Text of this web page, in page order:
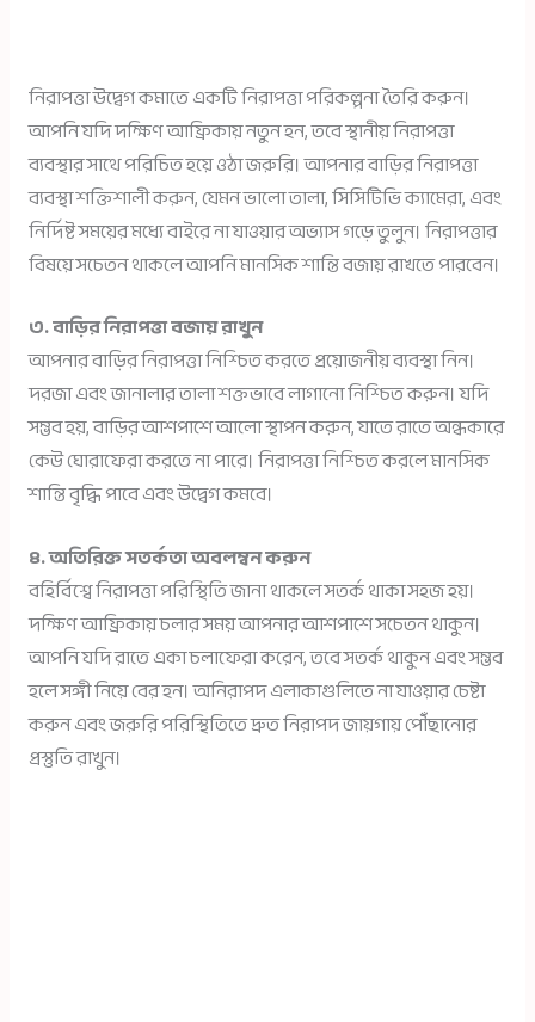
নিরাপত্তা উদ্বেগ কমাতে একটি নিরাপত্তা পরিকল্পনা তৈরি করুন।
আপনি যদি দক্ষিণ আফ্রিকায় নতুন হন, তবে স্থানীয় নিরাপত্তা
ব্যবস্থার সাথে পরিচিত হয়ে ওঠা জরুরি। আপনার বাড়ির নিরাপত্তা
ব্যবস্থা শক্তিশালী করুন, যেমন ভালো তালা, সিসিটিভি ক্যামেরা, এবং
নির্দিষ্ট সময়ের মধ্যে বাইরে না যাওয়ার অভ্যাস গড়ে তুলুন। নিরাপত্তার
বিষয়ে সচেতন থাকলে আপনি মানসিক শান্তি বজায় রাখতে পারবেন।
৩. বাড়ির নিরাপত্তা বজায় রাখুন
আপনার বাড়ির নিরাপত্তা নিশ্চিত করতে প্রয়োজনীয় ব্যবস্থা নিন।
দরজা এবং জানালার তালা শক্তভাবে লাগানো নিশ্চিত করুন। যদি
সম্ভব হয়, বাড়ির আশপাশে আলো স্থাপন করুন, যাতে রাতে অন্ধকারে
কেউ ঘোরাফেরা করতে না পারে। নিরাপত্তা নিশ্চিত করলে মানসিক
শান্তি বৃদ্ধি পাবে এবং উদ্বেগ কমবে।
৪. অতিরিক্ত সতর্কতা অবলম্বন করুন
বহির্বিশ্বে নিরাপত্তা পরিস্থিতি জানা থাকলে সতর্ক থাকা সহজ হয়।
দক্ষিণ আফ্রিকায় চলার সময় আপনার আশপাশে সচেতন থাকুন।
আপনি যদি রাতে একা চলাফেরা করেন, তবে সতর্ক থাকুন এবং সম্ভব
হলে সঙ্গী নিয়ে বের হন। অনিরাপদ এলাকাগুলিতে না যাওয়ার চেষ্টা
করুন এবং জরুরি পরিস্থিতিতে দ্রুত নিরাপদ জায়গায় পৌঁছানোর
প্রস্তুতি রাখুন।